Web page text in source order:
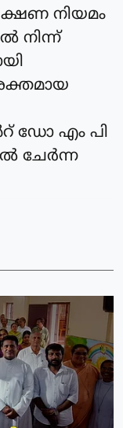
നിയമം
നിന്ന്
ഡോ എം പി
ചേർന്ന